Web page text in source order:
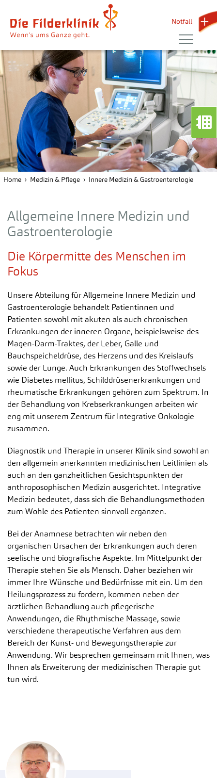
Notfall
Home Medizin & Pflege Innere Medizin & Gastroenterologie
Allgemeine Innere Medizin und
Gastroenterologie
Die Körpermitte des Menschen im
Fokus
Unsere Abteilung für Allgemeine Innere Medizin und
Gastroenterologie behandelt Patientinnen und
Patienten sowohl mit akuten als auch chronischen
Erkrankungen der inneren Organe, beispielsweise des
Magen-Darm-Traktes, der Leber, Galle und
Bauchspeicheldrüse, des Herzens und des Kreislaufs
sowie der Lunge. Auch Erkrankungen des Stoffwechsels
wie Diabetes mellitus, Schilddrüsenerkrankungen und
rheumatische Erkrankungen gehören zum Spektrum. In
der Behandlung von Krebserkrankungen arbeiten wir
eng mit unserem Zentrum für Integrative Onkologie
zusammen.
Diagnostik und Therapie in unserer Klinik sind sowohl an
den allgemein anerkannten medizinischen Leitlinien als
auch an den ganzheitlichen Gesichtspunkten der
anthroposophischen Medizin ausgerichtet. Integrative
Medizin bedeutet, dass sich die Behandlungsmethoden
zum Wohle des Patienten sinnvoll ergänzen.
Bei der Anamnese betrachten wir neben den
organischen Ursachen der Erkrankungen auch deren
seelische und biografische Aspekte. Im Mittelpunkt der
Therapie stehen Sie als Mensch. Daher beziehen wir
immer Ihre Wünsche und Bedürfnisse mit ein. Um den
Heilungsprozess zu fördern, kommen neben der
ärztlichen Behandlung auch pflegerische
Anwendungen, die Rhythmische Massage, sowie
verschiedene therapeutische Verfahren aus dem
Bereich der Kunst- und Bewegungstherapie zur
Anwendung. Wir besprechen gemeinsam mit Ihnen, was
Ihnen als Erweiterung der medizinischen Therapie gut
tun wird.